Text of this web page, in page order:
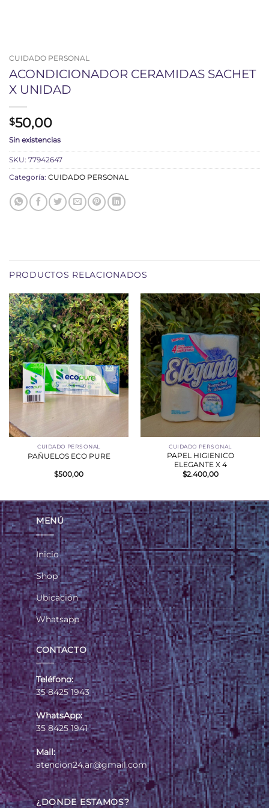
CUIDADO PERSONAL
ACONDICIONADOR CERAMIDAS SACHET
X UNIDAD
$50,00
Sin existencias
SKU: 77942647
Categoría: CUIDADO PERSONAL
PRODUCTOS RELACIONADOS
CUIDADO PERSONAL
PAÑUELOS ECO PURE
$500,00
CUIDADO PERSONAL
PAPEL HIGIENICO
ELEGANTE X 4
$2.400,00
MENÚ
Inicio
Shop
Ubicación
Whatsapp
CONTACTO
Teléfono:
35 8425 1943
WhatsApp:
35 8425 1941
Mail:
atencion24.ar@gmail.com
¿DONDE ESTAMOS?